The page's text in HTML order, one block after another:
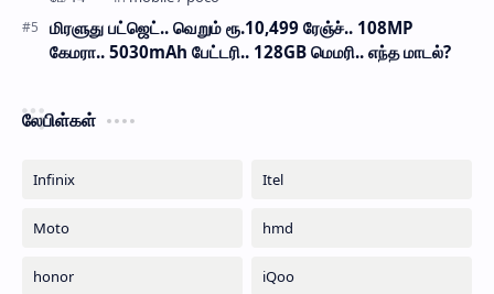
மிரளுது பட்ஜெட்.. வெறும் ரூ.10,499 ரேஞ்ச்.. 108MP
கேமரா.. 5030mAh பேட்டரி.. 128GB மெமரி.. எந்த மாடல்?
லேபிள்கள்